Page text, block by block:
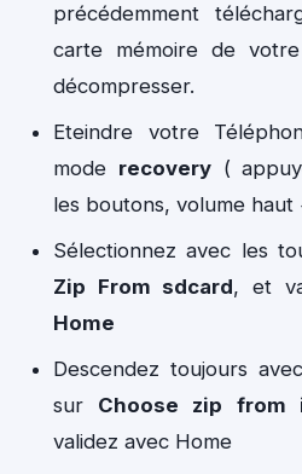
précédemment
carte mémoire de
décompresser.
Eteindre votre
mode recovery(
les boutons, volume haut
Sélectionnez avec les
Zip From sdcard, et
Home
Descendez toujours
sur Choose zip from
validez avec Home